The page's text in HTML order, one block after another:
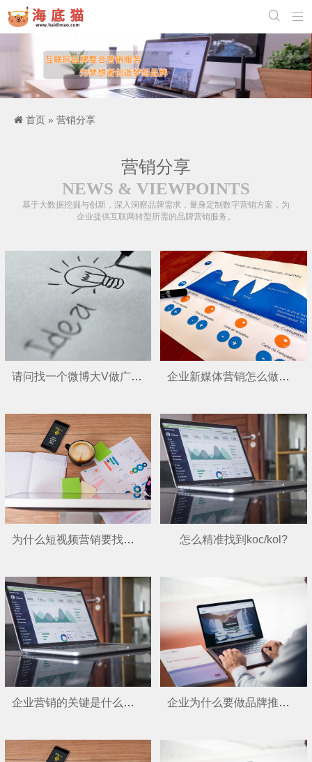


首页 » 营销分享
营销分享
NEWS & VIEWPOINTS
基于大数据挖掘与创新，深入洞察品牌需求，量身定制数字营销方案，为
企业提供互联网转型所需的品牌营销服务。
请问找一个微博大V做广告要多少钱呢？ 企业新媒体营销怎么做呢？
为什么短视频营销要找外包公司呢？ 怎么精准找到koc/kol?
企业营销的关键是什么呢？ 企业为什么要做品牌推广呢？